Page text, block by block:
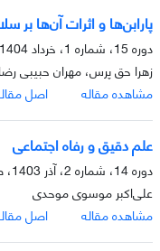
پارابن‌ها و اثرات آن‌ها بر
دوره 15، شماره 1، خرداد 1404، صفحه
زهرا حق پرس، مهران حبیبی
مشاهده مقاله
اصل
علم دقیق و رفاه اجتماعی
دوره 14، شماره 2، آذر 1403، صفحه
علی‌اکبر موسوی موحدی
مشاهده مقاله
اصل